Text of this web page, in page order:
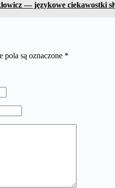
— językowe ciekawostki
pola są oznaczone *